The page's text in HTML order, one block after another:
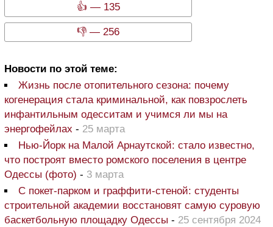
👍 — 135
👎 — 256
Новости по этой теме:
Жизнь после отопительного сезона: почему
когенерация стала криминальной, как повзрослеть
инфантильным одесситам и учимся ли мы на
энергофейлах - 25 марта
Нью-Йорк на Малой Арнаутской: стало известно,
что построят вместо ромского поселения в центре
Одессы (фото) - 3 марта
С покет-парком и граффити-стеной: студенты
строительной академии восстановят самую суровую
баскетбольную площадку Одессы - 25 сентября 2024